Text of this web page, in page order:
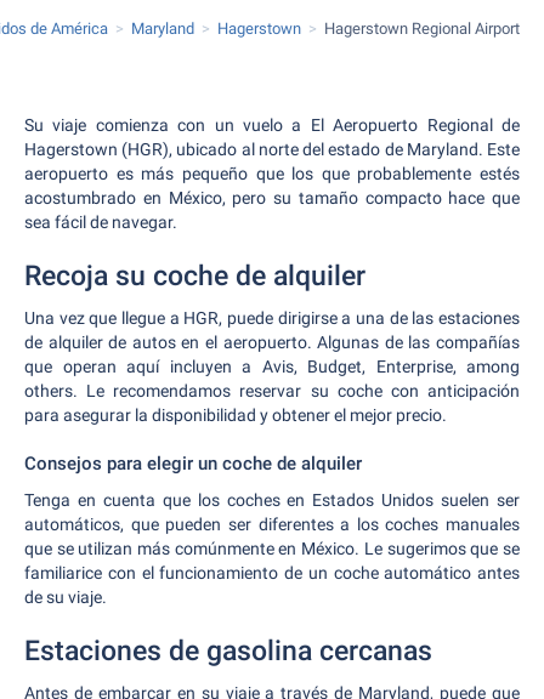
de América Maryland Hagerstown Hagerstown Regional Airport
Su viaje comienza con un vuelo a El Aeropuerto Regional de
Hagerstown (HGR), ubicado al norte del estado de Maryland. Este
aeropuerto es más pequeño que los que probablemente estés
acostumbrado en México, pero su tamaño compacto hace que
sea fácil de navegar.
Recoja su coche de alquiler
Una vez que llegue a HGR, puede dirigirse a una de las estaciones
de alquiler de autos en el aeropuerto. Algunas de las compañías
que operan aquí incluyen a Avis, Budget, Enterprise, among
others. Le recomendamos reservar su coche con anticipación
para asegurar la disponibilidad y obtener el mejor precio.
Consejos para elegir un coche de alquiler
Tenga en cuenta que los coches en Estados Unidos suelen ser
automáticos, que pueden ser diferentes a los coches manuales
que se utilizan más comúnmente en México. Le sugerimos que se
familiarice con el funcionamiento de un coche automático antes
de su viaje.
Estaciones de gasolina cercanas
Antes de embarcar en su viaje a través de Maryland, puede que